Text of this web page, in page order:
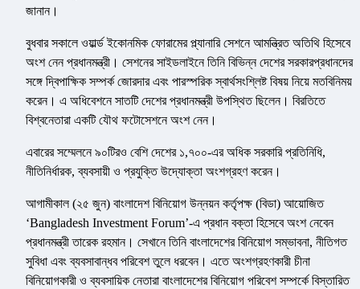
জানান।
বুধবার সকালে ওয়ার্ল্ড ইকোনমিক ফোরামের প্ল্যানারি সেশনে আমন্ত্রিত অতিথি হিসেবে
অংশ নেন প্রধানমন্ত্রী। সেশনের সাইডলাইনে তিনি বিভিন্ন দেশের সরকারপ্রধানদের
সঙ্গে দ্বিপাক্ষিক সম্পর্ক জোরদার এবং পারস্পরিক স্বার্থসংশ্লিষ্ট বিষয় নিয়ে মতবিনিময়
করেন। এ অধিবেশনে সাতটি দেশের প্রধানমন্ত্রী উপস্থিত ছিলেন। বিরতিতে
বিশ্বনেতারা একটি যৌথ ফটোসেশনে অংশ নেন।
এবারের সম্মেলনে ৯০টিরও বেশি দেশের ১,৭০০-এর অধিক সরকারি প্রতিনিধি,
নীতিনির্ধারক, ব্যবসায়ী ও প্রযুক্তি উদ্যোক্তা অংশগ্রহণ করেন।
আগামীকাল (২৫ জুন) বাংলাদেশ বিনিয়োগ উন্নয়ন কর্তৃপক্ষ (বিডা) আয়োজিত
‘Bangladesh Investment Forum’-এ প্রধান বক্তা হিসেবে অংশ নেবেন
প্রধানমন্ত্রী তারেক রহমান। সেখানে তিনি বাংলাদেশের বিনিয়োগ সম্ভাবনা, নীতিগত
সুবিধা এবং ব্যবসাবান্ধব পরিবেশ তুলে ধরবেন। এতে অংশগ্রহণকারী চীনা
বিনিয়োগকারী ও ব্যবসায়িক নেতারা বাংলাদেশের বিনিয়োগ পরিবেশ সম্পর্কে বিস্তারিত